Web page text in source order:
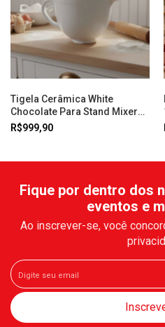
Tigela Cerâmica White
Chocolate Para Stand Mixer
Kitchenaid
R$999,90
Fique por dentro dos
eventos e
Ao inscrever-se, você